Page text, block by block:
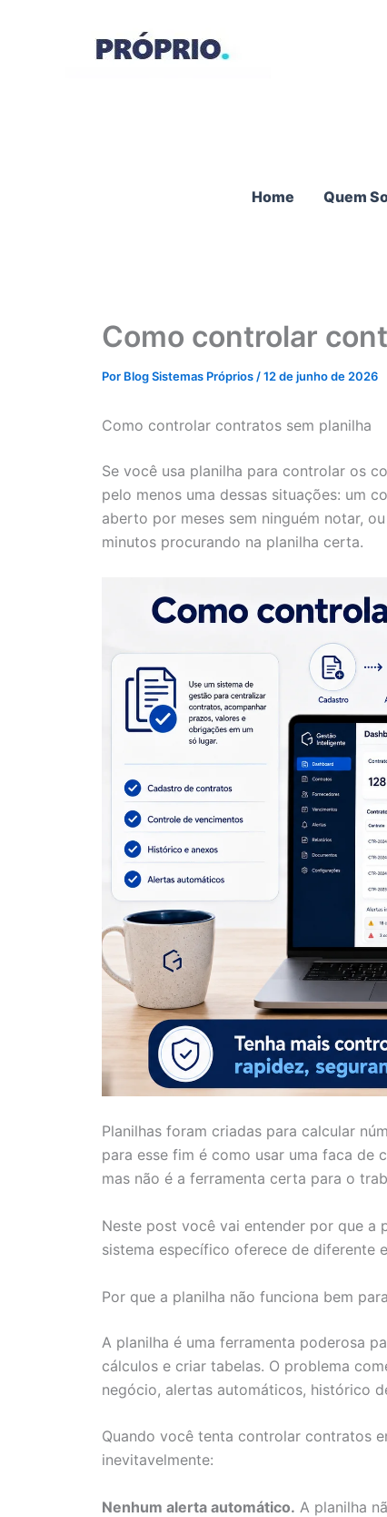
Home Quem
Como controlar
Por Blog Sistemas Próprios/12 de junho de 2026
Como controlar contratos sem planilha
Se você usa planilha para controlar os
pelo menos uma dessas situações: um
aberto por meses sem ninguém notar,
minutos procurando na planilha certa.
Planilhas foram criadas para calcular
para esse fim é como usar uma faca de
mas não é a ferramenta certa para o
Neste post você vai entender por que a
sistema específico oferece de diferente
Por que a planilha não funciona bem
A planilha é uma ferramenta poderosa
cálculos e criar tabelas. O problema
negócio, alertas automáticos, histórico
Quando você tenta controlar contratos
inevitavelmente:
Nenhum alerta automático. A planilha